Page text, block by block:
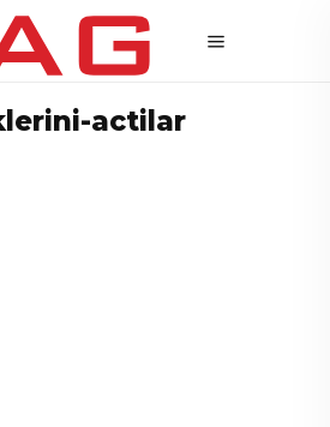
actilar